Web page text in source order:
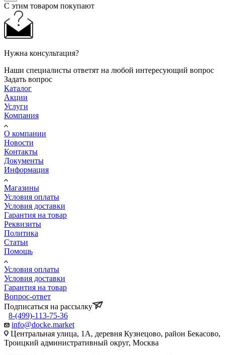
С этим товаром покупают
Нужна консультация?
Наши специалисты ответят на любой интересующий вопрос
Задать вопрос
Каталог
Акции
Услуги
Компания
О компании
Новости
Контакты
Документы
Информация
Магазины
Условия оплаты
Условия доставки
Гарантия на товар
Реквизиты
Политика
Статьи
Помощь
Условия оплаты
Условия доставки
Гарантия на товар
Вопрос-ответ
Подписаться на рассылку
8-(499)-113-75-36
info@docke.market
Центральная улица, 1А, деревня Кузнецово, район Бекасово,
Троицкий административный округ, Москва